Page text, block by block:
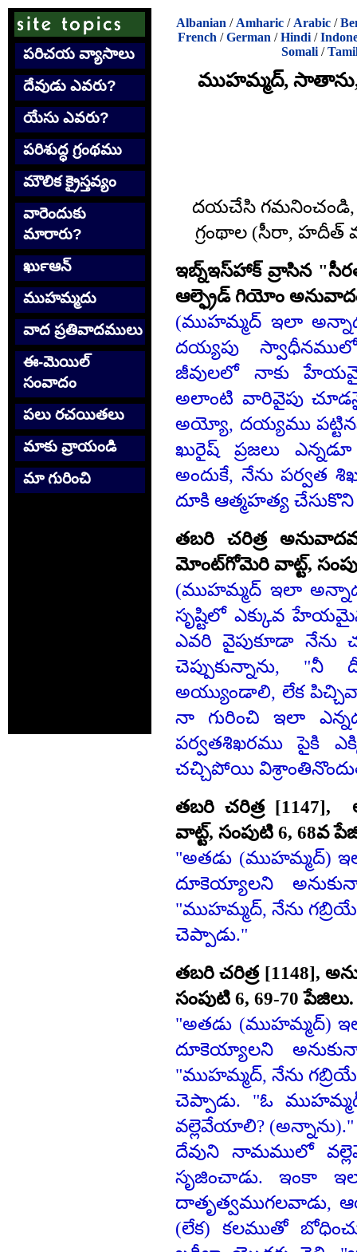
పరిచయ వ్యాసాలు
దేవుడు ఎవరు?
యేసు ఎవరు?
పరిశుద్ధ గ్రంథము
మౌలిక క్రైస్తవ్యం
వారెందుకు
మారారు?
ఖుర్‍ఆన్
ముహమ్మదు
వాద ప్రతివాదములు
ఈ-మెయిల్
సంవాదం
పలు రచయితలు
మాకు వ్రాయండి
మా గురించి
Albanian / Amharic / Arabic /
French /German /Hindi /
Somali/
ముహమ్మద్‌,
దయచేసి
గ్రంథాల (సీరా, హదీత్‌
ఇబ్న్‌ఇస్‍హాక్ వ్రాసిన
ఆల్ఫ్రెడ్‌ గియోం
(ముహమ్మద్‌ ఇలా
దయ్యపు
జీవులలో నాకు
అలాంటి వారివైపు
అయ్యో, దయ్యము
ఖురైష్ ప్రజలు
అందుకే, నేను పర్వత
దూకి ఆత్మహత్య చేసుకొని
తబరి చరిత్ర
మోంట్‌గోమెరి వాట్ట్‌,
(ముహమ్మద్‌ ఇలా
సృష్టిలో ఎక్కువ
ఎవరి వైపుకూడా నేను
చెప్పుకున్నాను,
అయ్యుండాలి, లేక
నా గురించి ఇలా
పర్వతశిఖరము పైకి
చచ్చిపోయి
తబరి చరిత్ర [1147],
వాట్ట్‌, సంపుటి 6, 68వ
"అతడు (ముహమ్మద్‌)
దూకెయ్యాలని
"ముహమ్మద్‌, నేను
చెప్పాడు."
తబరి చరిత్ర [1148],
సంపుటి 6, 69-70 పేజిలు.
"అతడు (ముహమ్మద్‌)
దూకెయ్యాలని
"ముహమ్మద్‌, నేను
చెప్పాడు. "ఓ
వల్లెవేయాలి? (అన్నాను)."
దేవుని నామములో
సృజించాడు. ఇంకా
దాతృత్వముగలవాడు,
(లేక) కలముతో